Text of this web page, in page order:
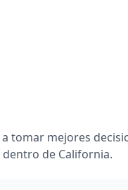
tomar mejores
de California.